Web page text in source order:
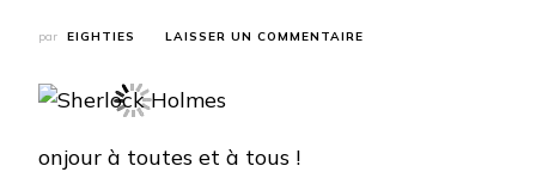
par EIGHTIES LAISSER UN COMMENTAIRE
onjour à toutes et à tous !